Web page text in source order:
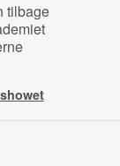
tilbage